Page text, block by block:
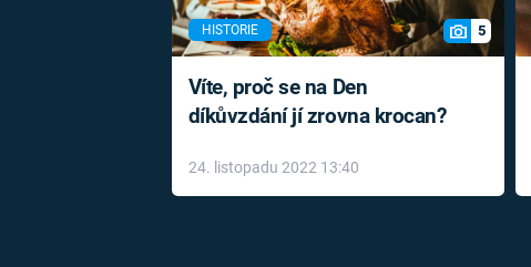
HISTORIE 5
Víte, proč se na Den
díkůvzdání jí zrovna krocan?
24. listopadu 2022 13:40